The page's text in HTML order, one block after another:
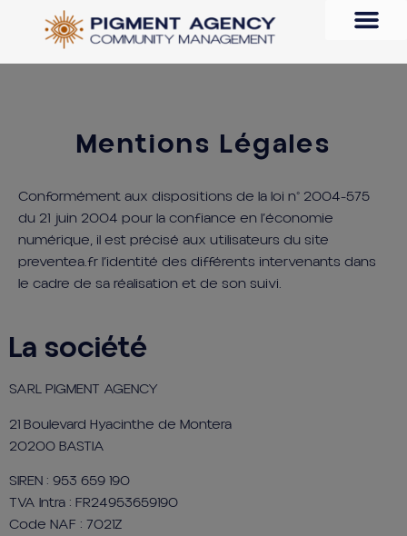
Mentions Légales
Conformément aux dispositions de la loi n° 2004-575
du 21 juin 2004 pour la confiance en l’économie
numérique, il est précisé aux utilisateurs du site
preventea.fr l’identité des différents intervenants dans
le cadre de sa réalisation et de son suivi.
La société
SARL PIGMENT AGENCY
21 Boulevard Hyacinthe de Montera
20200 BASTIA
SIREN : 953 659 190
TVA Intra : FR24953659190
Code NAF : 7021Z